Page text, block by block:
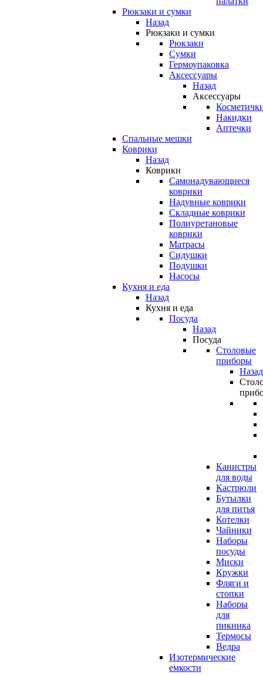
Рюкзаки и сумки
Назад
Рюкзаки и сумки
Рюкзаки
Сумки
Гермоупаковка
Аксессуары
Назад
Аксессуары
Накидки
Аптечки
Спальные мешки
Коврики
Назад
Коврики
Самонадувающиеся
коврики
Надувные коврики
Складные коврики
Полиуретановые
коврики
Матрасы
Сидушки
Подушки
Насосы
Кухня и еда
Назад
Кухня и еда
Посуда
Назад
Посуда
Столовые
приборы
Назад
Канистры
для воды
Кастрюли
Бутылки
для питья
Котелки
Чайники
Наборы
посуды
Миски
Кружки
Фляги и
стопки
Наборы
для
пикника
Термосы
Ведра
Изотермические
емкости